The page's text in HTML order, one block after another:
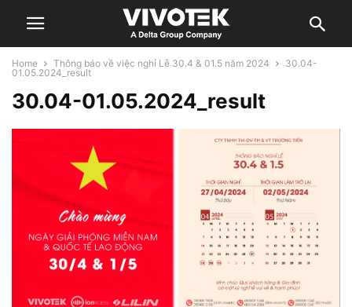
Home Thông báo về việc nghỉ Lễ 30.4 & 01.5 năm 2024
30.04-
01.05.2024_result
30.04-01.05.2024_result